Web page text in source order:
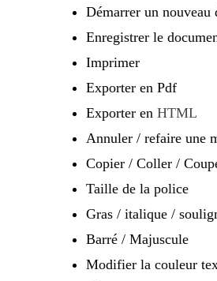
Démarrer un nouveau
Enregistrer le
Imprimer
Exporter en Pdf
Exporter en HTML
Annuler / refaire une
Copier / Coller /
Taille de la police
Gras / italique /
Barré / Majuscule
Modifier la couleur